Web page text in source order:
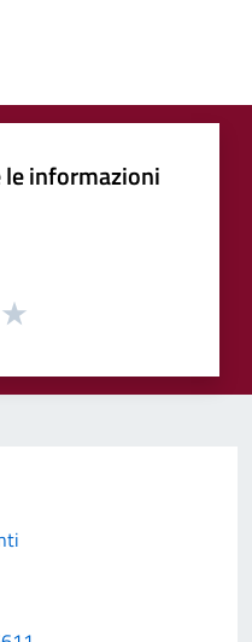
le informazioni